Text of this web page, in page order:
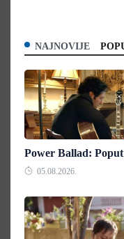
NAJNOVIJE
Power Ballad:
05.08.2026.